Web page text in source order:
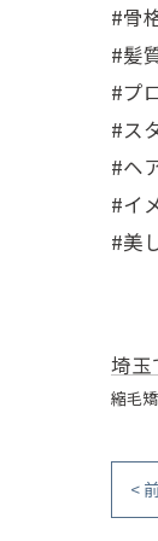
#骨
#髪
#プ
#ス
#ヘ
#イ
#美
埼玉
縮毛
<